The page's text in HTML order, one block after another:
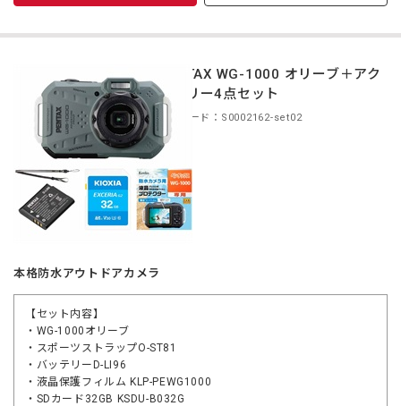
PENTAX WG-1000 オリーブ＋アク
セサリー4点セット
商品コード：S0002162-set02
本格防水アウトドアカメラ
【セット内容】
・WG-1000オリーブ
・スポーツストラップO-ST81
・バッテリーD-LI96
・液晶保護フィルム KLP-PEWG1000
・SDカード32GB KSDU-B032G